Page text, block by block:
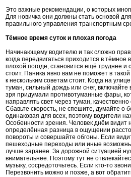
Это важные рекомендации, о которых
Для новичка они должны стать основой
правильного управления транспортным
Тёмное время суток и плохая погода
Начинающему водителю и так сложно
когда передвигаться приходится в тёмное
плохой погоде, становится ещё труднее
стоит. Паника явно вам не поможет в
к нескольким советам стоит. Когда на
туман, сильный дождь или снег,
зря придумали противотуманные фары,
направлять свет через туман,
Сбавьте скорость, не спешите, думайте о
одинаковая для всех, поэтому водители
Особенности зрения. Человек днём видит
определённая разница в ощущении
повороты и совершайте обгоны. Если
пешеходные переходы или иные
лучше заранее. За дорожной ситуацией
внимательнее. Поэтому тут не
музыку, сосредоточьтесь. Если кто-то
Перезвонить можно и позже, а вот